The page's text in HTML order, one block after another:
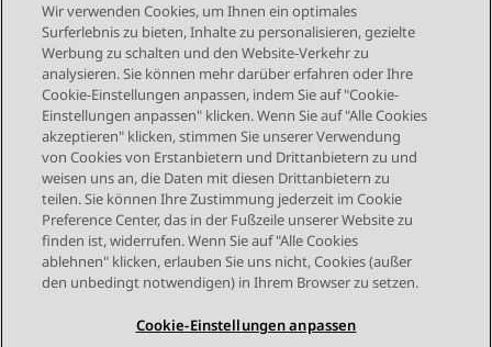
Send Feedback
Themennavigation
Vorheriges Thema Nächstes Thema
STAY CONNECTED
Wir verwenden Cookies, um Ihnen ein optimales
Surferlebnis zu bieten, Inhalte zu personalisieren, gezielte
Werbung zu schalten und den Website-Verkehr zu
analysieren. Sie können mehr darüber erfahren oder Ihre
Cookie-Einstellungen anpassen, indem Sie auf "Cookie-
Einstellungen anpassen" klicken. Wenn Sie auf "Alle Cookies
akzeptieren" klicken, stimmen Sie unserer Verwendung
von Cookies von Erstanbietern und Drittanbietern zu und
weisen uns an, die Daten mit diesen Drittanbietern zu
teilen. Sie können Ihre Zustimmung jederzeit im Cookie
Preference Center, das in der Fußzeile unserer Website zu
finden ist, widerrufen. Wenn Sie auf "Alle Cookies
ablehnen" klicken, erlauben Sie uns nicht, Cookies (außer
den unbedingt notwendigen) in Ihrem Browser zu setzen.
Cookie-Einstellungen anpassen